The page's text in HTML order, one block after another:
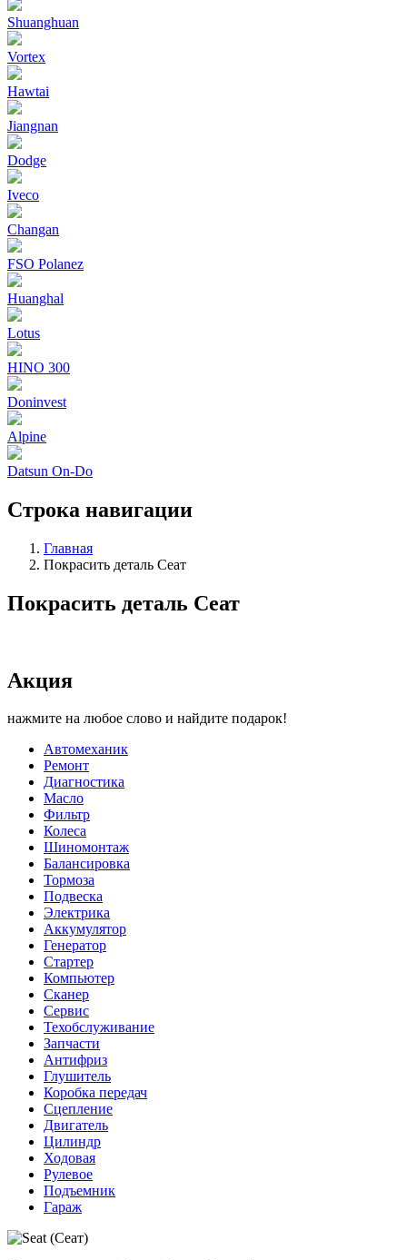
Shuanghuan
Vortex
Hawtai
Jiangnan
Dodge
Iveco
Changan
FSO Polanez
Huanghal
Lotus
HINO 300
Doninvest
Alpine
Datsun On-Do
Строка навигации
Главная
Покрасить деталь Сеат
Покрасить деталь Сеат
Акция
нажмите на любое слово и найдите подарок!
Автомеханик
Ремонт
Диагностика
Масло
Фильтр
Колеса
Шиномонтаж
Балансировка
Тормоза
Подвеска
Электрика
Аккумулятор
Генератор
Стартер
Компьютер
Сканер
Сервис
Техобслуживание
Запчасти
Антифриз
Глушитель
Коробка передач
Сцепление
Двигатель
Цилиндр
Ходовая
Рулевое
Подъемник
Гараж